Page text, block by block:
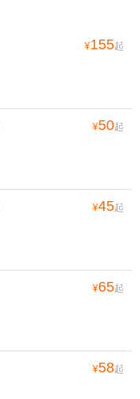
¥155起
¥50起
¥45起
¥65起
¥58起